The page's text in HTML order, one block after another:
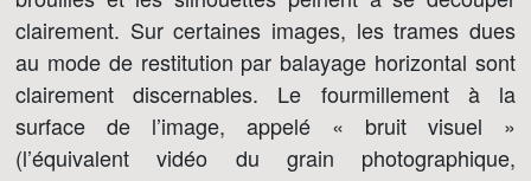
clairement. Sur certaines images, les trames dues
au mode de restitution par balayage horizontal sont
clairement discernables. Le fourmillement à la
surface de l’image, appelé « bruit visuel »
(l’équivalent vidéo du grain photographique,